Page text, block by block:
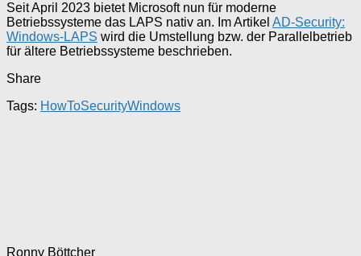
Seit April 2023 bietet Microsoft nun für moderne
Betriebssysteme das LAPS nativ an. Im Artikel AD-Security:
Windows-LAPS wird die Umstellung bzw. der Parallelbetrieb
für ältere Betriebssysteme beschrieben.
Share
Tags: HowToSecurityWindows
Ronny Böttcher